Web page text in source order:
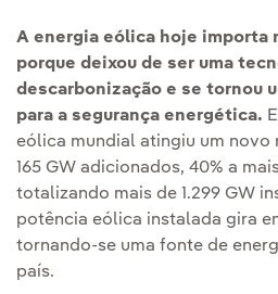
A energia eólica hoje importa
porque deixou de ser uma
descarbonização e se tornou
para a segurança energética.
eólica mundial atingiu um novo
165 GW adicionados, 40% a
totalizando mais de 1.299 GW
potência eólica instalada gira
tornando-se uma fonte de
país.